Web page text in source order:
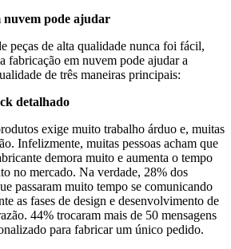
nuvem pode ajudar
peças de alta qualidade nunca foi fácil,
fabricação em nuvem pode ajudar a
de três maneiras principais:
detalhado
exige muito trabalho árduo e, muitas
Infelizmente, muitas pessoas acham que
demora muito e aumenta o tempo
no mercado. Na verdade, 28% dos
passaram muito tempo se comunicando
as fases de design e desenvolvimento de
44% trocaram mais de 50 mensagens
para fabricar um único pedido.